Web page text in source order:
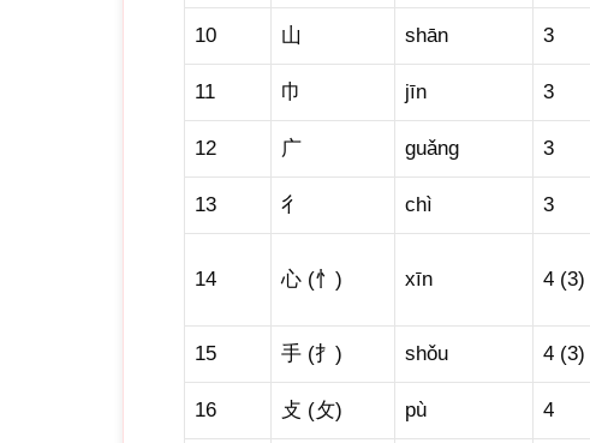
10 山 shān 3
11 巾 jīn 3
12 广 guǎng 3
13 彳 chì 3
14 心 (忄) xīn 4 (3)
15 手 (扌) shǒu 4 (3)
16 攴 (攵) pù 4